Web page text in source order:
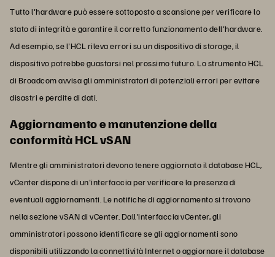
Tutto l'hardware può essere sottoposto a scansione per verificare lo
stato di integrità e garantire il corretto funzionamento dell'hardware.
Ad esempio, se l'HCL rileva errori su un dispositivo di storage, il
dispositivo potrebbe guastarsi nel prossimo futuro. Lo strumento HCL
di Broadcom avvisa gli amministratori di potenziali errori per evitare
disastri e perdite di dati.
Aggiornamento e manutenzione della
conformità HCL vSAN
Mentre gli amministratori devono tenere aggiornato il database HCL,
vCenter dispone di un'interfaccia per verificare la presenza di
eventuali aggiornamenti. Le notifiche di aggiornamento si trovano
nella sezione vSAN di vCenter. Dall'interfaccia vCenter, gli
amministratori possono identificare se gli aggiornamenti sono
disponibili utilizzando la connettività Internet o aggiornare il database